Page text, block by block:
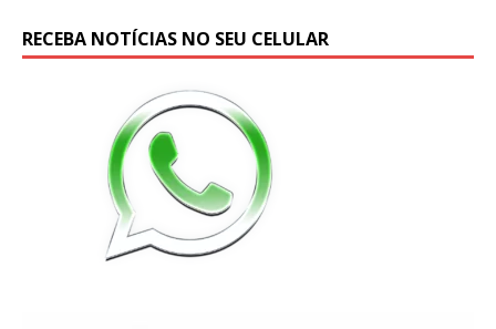
RECEBA NOTÍCIAS NO SEU CELULAR